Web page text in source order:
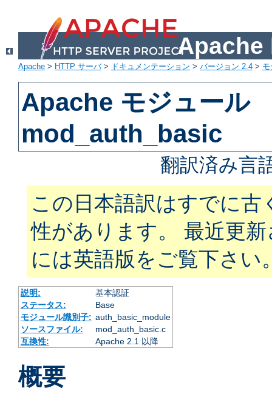
Apache
Apache > HTTP サーバ> ドキュメンテーション > バージョン 2.4 >
Apache モジュール
mod_auth_basic
翻訳済み言
この日本語訳はすでに古
性があります。 最近更
には英語版をご覧下さい
説明:
基本認証
ステータス:
Base
モジュール識別子: auth_basic_module
ソースファイル:
mod_auth_basic.c
互換性:
Apache 2.1 以降
概要